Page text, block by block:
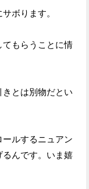
ボります。
もらうことに情
とは別物だとい
ルするニュアン
るんです。いま嬉